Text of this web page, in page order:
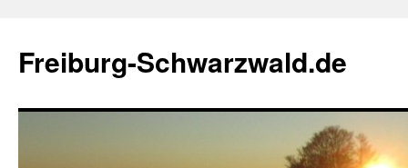
springen
Freiburg-Schwarzwald.de